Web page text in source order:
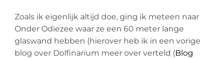
Zoals ik eigenlijk altijd doe, ging ik meteen naar
Onder Odiezee waar ze een 60 meter lange
glaswand hebben (hierover heb ik in een vorige
blog over Dolfinarium meer over verteld (Blog